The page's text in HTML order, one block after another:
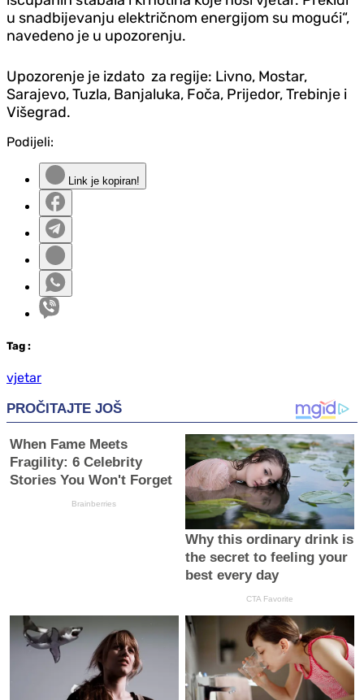
u snadbijevanju električnom energijom su mogući“,
navedeno je u upozorenju.
Upozorenje je izdato za regije: Livno, Mostar,
Sarajevo, Tuzla, Banjaluka, Foča, Prijedor, Trebinje i
Višegrad.
Podijeli:
Link je kopiran!
Tag :
vjetar